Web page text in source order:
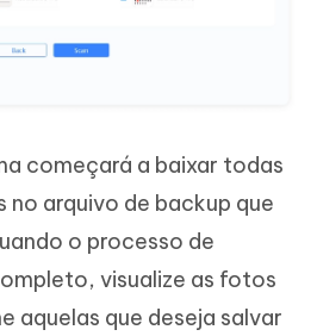
começará a baixar todas
no arquivo de backup que
o processo de
visualize as fotos
aquelas que deseja salvar